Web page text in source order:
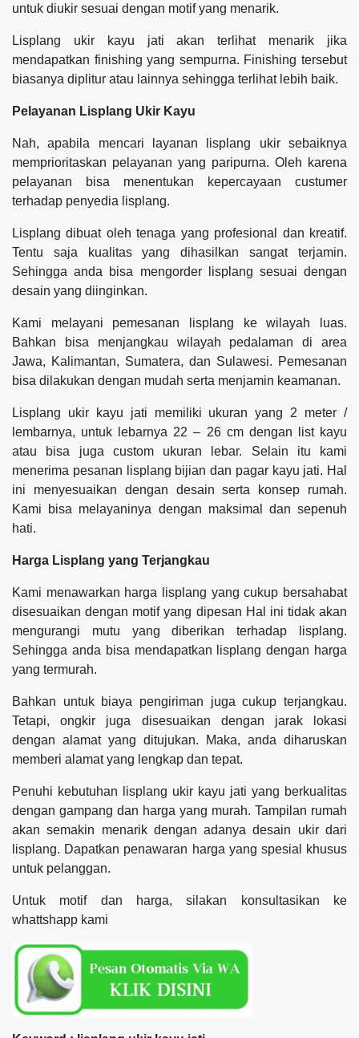
untuk diukir sesuai dengan motif yang menarik.
Lisplang ukir kayu jati akan terlihat menarik jika
mendapatkan finishing yang sempurna. Finishing tersebut
biasanya diplitur atau lainnya sehingga terlihat lebih baik.
Pelayanan Lisplang Ukir Kayu
Nah, apabila mencari layanan lisplang ukir sebaiknya
memprioritaskan pelayanan yang paripurna. Oleh karena
pelayanan bisa menentukan kepercayaan custumer
terhadap penyedia lisplang.
Lisplang dibuat oleh tenaga yang profesional dan kreatif.
Tentu saja kualitas yang dihasilkan sangat terjamin.
Sehingga anda bisa mengorder lisplang sesuai dengan
desain yang diinginkan.
Kami melayani pemesanan lisplang ke wilayah luas.
Bahkan bisa menjangkau wilayah pedalaman di area
Jawa, Kalimantan, Sumatera, dan Sulawesi. Pemesanan
bisa dilakukan dengan mudah serta menjamin keamanan.
Lisplang ukir kayu jati memiliki ukuran yang 2 meter /
lembarnya, untuk lebarnya 22 – 26 cm dengan list kayu
atau bisa juga custom ukuran lebar. Selain itu kami
menerima pesanan lisplang bijian dan pagar kayu jati. Hal
ini menyesuaikan dengan desain serta konsep rumah.
Kami bisa melayaninya dengan maksimal dan sepenuh
hati.
Harga Lisplang yang Terjangkau
Kami menawarkan harga lisplang yang cukup bersahabat
disesuaikan dengan motif yang dipesan Hal ini tidak akan
mengurangi mutu yang diberikan terhadap lisplang.
Sehingga anda bisa mendapatkan lisplang dengan harga
yang termurah.
Bahkan untuk biaya pengiriman juga cukup terjangkau.
Tetapi, ongkir juga disesuaikan dengan jarak lokasi
dengan alamat yang ditujukan. Maka, anda diharuskan
memberi alamat yang lengkap dan tepat.
Penuhi kebutuhan lisplang ukir kayu jati yang berkualitas
dengan gampang dan harga yang murah. Tampilan rumah
akan semakin menarik dengan adanya desain ukir dari
lisplang. Dapatkan penawaran harga yang spesial khusus
untuk pelanggan.
Untuk motif dan harga, silakan konsultasikan ke
whattshapp kami